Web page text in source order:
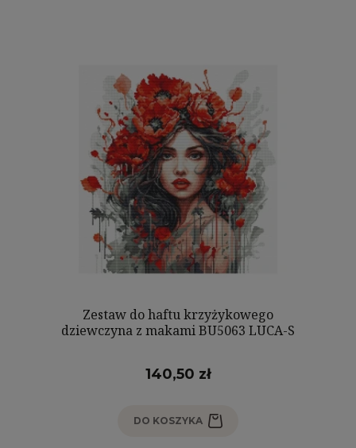
Zestaw do haftu krzyżykowego
dziewczyna z makami BU5063 LUCA-S
140,50 zł
DO KOSZYKA